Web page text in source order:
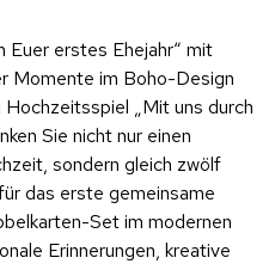
Euer erstes Ehejahr“ mit
Momente im Boho-Design
„Mit uns durch
Sie nicht nur einen
sondern gleich zwölf
das erste gemeinsame
Set im modernen
Erinnerungen, kreative